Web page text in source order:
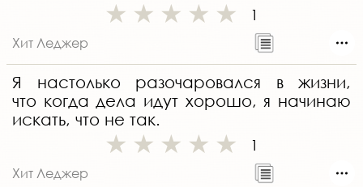
1
Хит Леджер
Я настолько разочаровался в жизни,
что когда дела идут хорошо, я начинаю
искать, что не так.
1
Хит Леджер